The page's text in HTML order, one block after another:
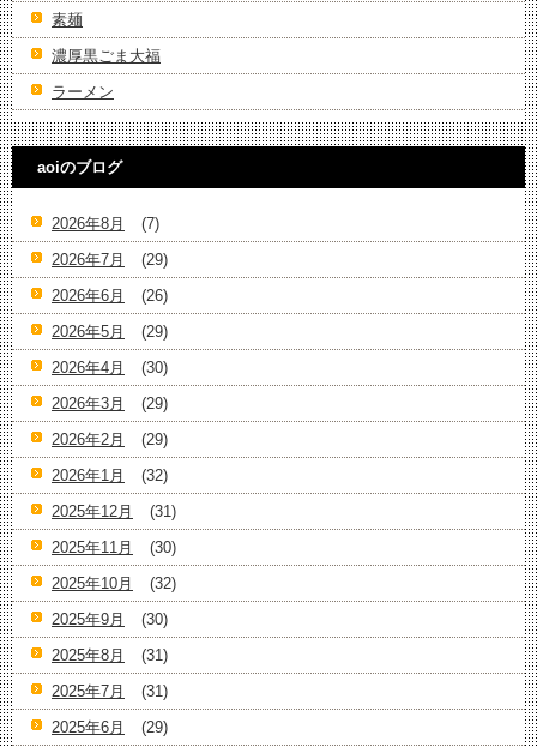
素麺
濃厚黒ごま大福
ラーメン
aoiのブログ
2026年8月
(7)
2026年7月
(29)
2026年6月
(26)
2026年5月
(29)
2026年4月
(30)
2026年3月
(29)
2026年2月
(29)
2026年1月
(32)
2025年12月
(31)
2025年11月
(30)
2025年10月
(32)
2025年9月
(30)
2025年8月
(31)
2025年7月
(31)
2025年6月
(29)